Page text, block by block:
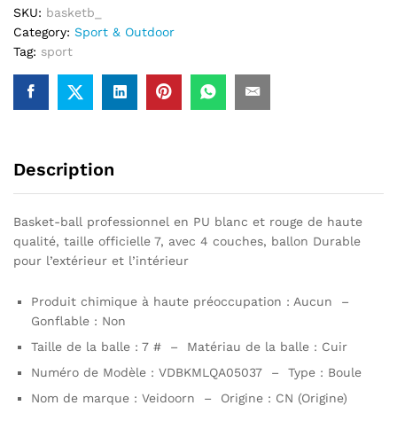
rouge
de
haute
qualité
SKU: basketb_
Category: Sport & Outdoor
Tag: sport
Description
Basket-ball professionnel en PU blanc et rouge de haute
qualité, taille officielle 7, avec 4 couches, ballon Durable
pour l’extérieur et l’intérieur
Produit chimique à haute préoccupation : Aucun –
Gonflable : Non
Taille de la balle : 7 # – Matériau de la balle : Cuir
Numéro de Modèle : VDBKMLQA05037 – Type : Boule
Nom de marque : Veidoorn – Origine : CN (Origine)